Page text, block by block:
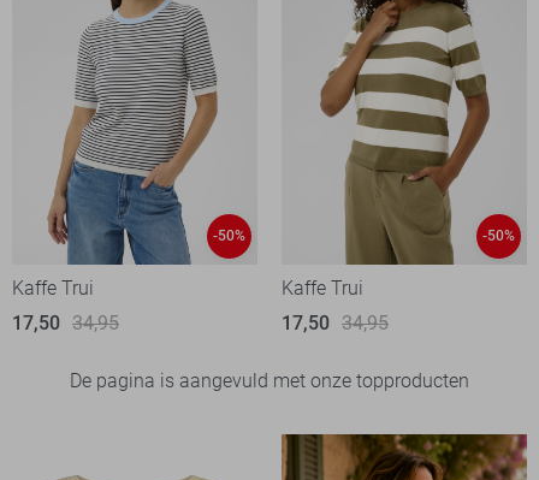
-50%
Kaffe Trui
17,50 34,95
-50%
Kaffe Trui
17,50 34,95
De pagina is aangevuld met onze topproducten